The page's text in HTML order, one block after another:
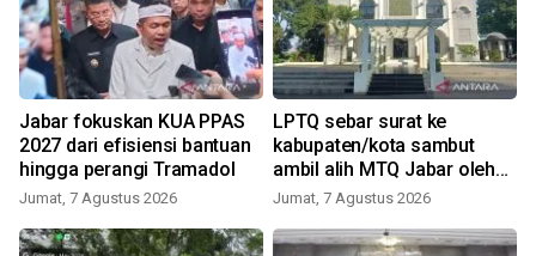
Jabar fokuskan KUA PPAS
2027 dari efisiensi bantuan
hingga perangi Tramadol
Jumat, 7 Agustus 2026
LPTQ sebar surat ke
kabupaten/kota sambut
ambil alih MTQ Jabar oleh
Pemprov
Jumat, 7 Agustus 2026